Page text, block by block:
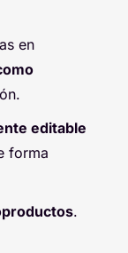
en
editable
forma
.